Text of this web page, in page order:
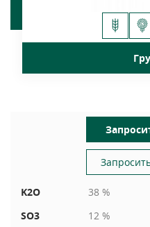
K2O 38 %
SO3
12 %